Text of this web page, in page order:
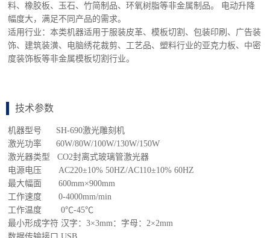
料、橡胶板、玉石、竹简制品、环氧树脂等非金属制品。 电动升降
幅度大，满足不同产品的需求。
适用行业：本类机器适用于服装皮革、模板切割、包装印刷、广告装
饰、建筑装潢、电脑绣花裁剪、工艺品、塑料行业的亚克力板、中密
度装饰板等非金属模板切割行业。
技术参数
机器型号 SH-690激光雕刻机
激光功率 60W/80W/100W/130W/150W
激光器类型 CO2封离式玻璃管激光器
电源电压 AC220±10% 50HZ/AC110±10% 60HZ
最大幅面 600mm×900mm
工作速度 0-4000mm/min
工作温度 0℃-45℃
最小形成字符 汉字：3×3mm：字母：2×2mm